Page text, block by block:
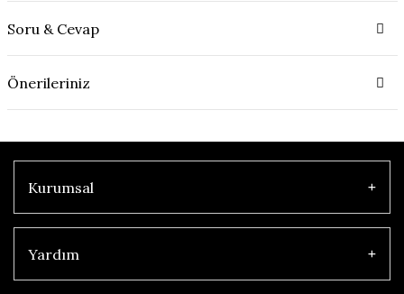
Soru & Cevap
Önerileriniz
Kurumsal
Yardım